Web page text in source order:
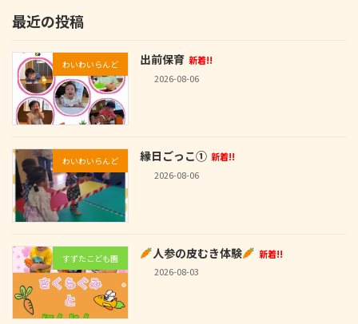
最近の投稿
わいわいらんど 出前保育 新着!!
2026-08-06
わいわいらんど 縁日ごっこ① 新着!!
2026-08-06
すずたこども園 人参の皮むき体験
新着!!
2026-08-03